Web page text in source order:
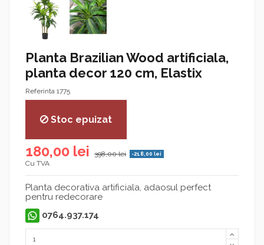
Planta Brazilian Wood artificiala,
planta decor 120 cm, Elastix
Referinta 1775
Stoc epuizat
180,00 lei 398,00 lei -218,00 lei
Cu TVA
Planta decorativa artificiala, adaosul perfect
pentru redecorare
0764.937.174